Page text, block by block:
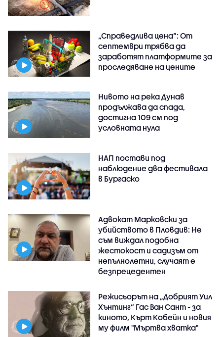
„Справедлива цена“: От
септември трябва да
заработят платформите за
проследяване на цените
Нивото на река Дунав
продължава да спада,
достигна 109 см под
условната нула
НАП постави под
наблюдение два фестивала
в Бургаско
Адвокат Марковски за
убийството в Пловдив: Не
съм виждал подобна
жестокост и садизъм от
непълнолетни, случаят е
безпрецедентен
Режисьорът на „Добрият Уил
Хънтинг“ Гас Ван Сант - за
киното, Кърт Кобейн и новия
му филм "Мъртва хватка"